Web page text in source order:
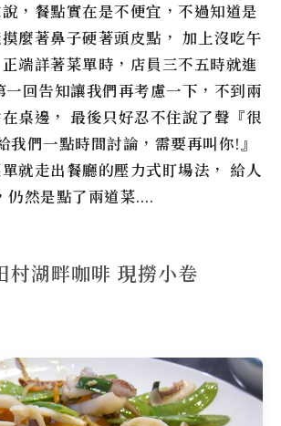
，餐點實在是不便宜，不過知道是
麼著鼻子硬著頭皮點， 加上沒吃午
端詳著菜單時，店員三不五時就進
一回告知讓我們再考慮一下，不到兩
桌邊， 最後只好忍不住說了聲『很
我們一點時間討論，需要再叫你!』
就走出餐廳的壓力式盯場法， 給人
仍然是點了兩道菜….
村湖畔咖啡 現撈小卷